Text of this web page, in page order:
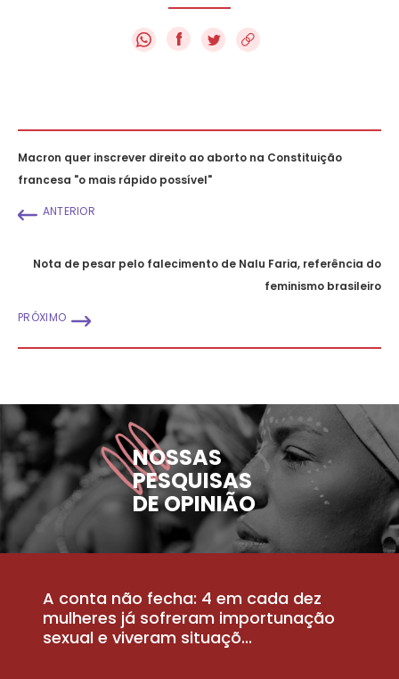
f
Macron quer inscrever direito ao aborto na Constituição
francesa "o mais rápido possível"
ANTERIOR
Nota de pesar pelo falecimento de Nalu Faria, referência do
feminismo brasileiro
PRÓXIMO
NOSSAS
PESQUISAS
DE OPINIÃO
A conta não fecha: 4 em cada dez
mulheres já sofreram importunação
sexual e viveram situaçõ...